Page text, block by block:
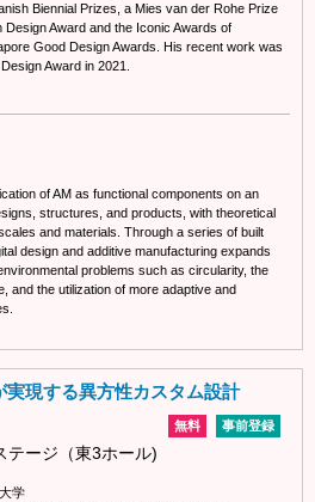
Biennial Prizes, a Mies van der Rohe Prize
Award and the Iconic Awards of
Good Design Awards. His recent work was
Award in 2021.
of AM as functional components on an
structures, and products, with theoretical
and materials. Through a series of built
design and additive manufacturing expands
problems such as circularity, the
and the utilization of more adaptive and
現する異方性カスタム設計
事前登録
無料
テージ（東3ホール)
学